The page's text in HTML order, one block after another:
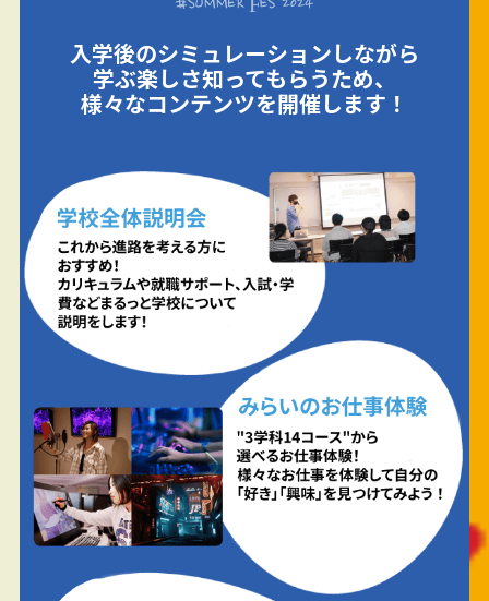
入学後のシミュレーションしながら
学ぶ楽しさ知ってもらうため、
様々なコンテンツを開催します！